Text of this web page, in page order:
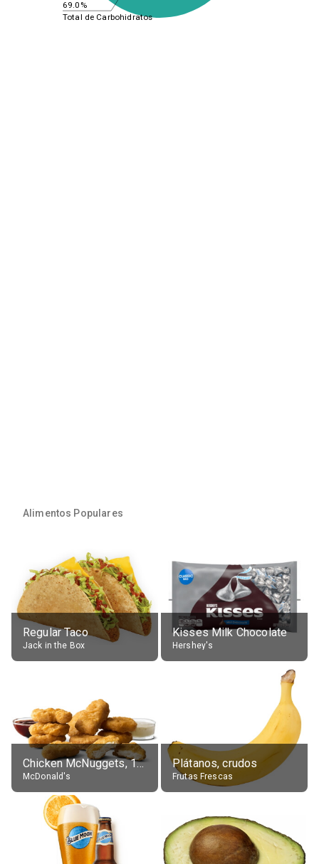
69.0%
Total de Carbohidratos
Alimentos Populares
Regular Taco
Jack in the Box
Kisses Milk Chocolate
Hershey's
Chicken McNuggets, 10 pieces, without sauce
McDonald's
Plátanos, crudos
Frutas Frescas